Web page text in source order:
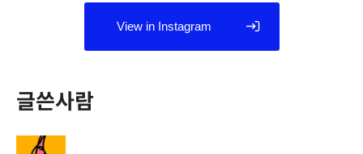
View in Instagram
글쓴사람